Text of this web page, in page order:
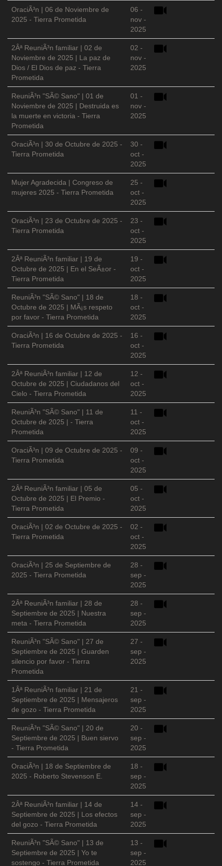
OraciÃ³n | 06 de Noviembre de
2025 - Tierra Prometida
06 -
nov -
2025
2Âª ReuniÃ³n familiar | 02 de
Noviembre de 2025 | La paz de
Dios / El Dios de paz - Tierra
Prometida
02 -
nov -
2025
ReuniÃ³n "SÃ© Sano" | 01 de
Noviembre de 2025 | Destruida es
la muerte en victoria - Tierra
Prometida
01 -
nov -
2025
OraciÃ³n | 30 de Octubre de 2025 -
Tierra Prometida
30 -
oct -
2025
Mujer Agradecida | Congreso de
mujeres 2025 - Tierra Prometida
25 -
oct -
2025
OraciÃ³n | 23 de Octubre de 2025 -
Tierra Prometida
23 -
oct -
2025
2Âª ReuniÃ³n familiar | 19 de
Octubre de 2025 | En el SeÃ±or -
Tierra Prometida
19 -
oct -
2025
ReuniÃ³n "SÃ© Sano" | 18 de
Octubre de 2025 | MÃ¡s respeto
por favor - Tierra Prometida
18 -
oct -
2025
OraciÃ³n | 16 de Octubre de 2025 -
Tierra Prometida
16 -
oct -
2025
2Âª ReuniÃ³n familiar | 12 de
Octubre de 2025 | Ciudadanos del
Cielo - Tierra Prometida
12 -
oct -
2025
ReuniÃ³n "SÃ© Sano" | 11 de
Octubre de 2025 | - Tierra
Prometida
11 -
oct -
2025
OraciÃ³n | 09 de Octubre de 2025 -
Tierra Prometida
09 -
oct -
2025
2Âª ReuniÃ³n familiar | 05 de
Octubre de 2025 | El Premio -
Tierra Prometida
05 -
oct -
2025
OraciÃ³n | 02 de Octubre de 2025 -
Tierra Prometida
02 -
oct -
2025
OraciÃ³n | 25 de Septiembre de
2025 - Tierra Prometida
28 -
sep -
2025
2Âª ReuniÃ³n familiar | 28 de
Septiembre de 2025 | Nuestra
meta - Tierra Prometida
28 -
sep -
2025
ReuniÃ³n "SÃ© Sano" | 27 de
Septiembre de 2025 | Guarden
silencio por favor - Tierra
Prometida
27 -
sep -
2025
1Âª ReuniÃ³n familiar | 21 de
Septiembre de 2025 | Mensajeros
de gozo - Tierra Prometida
21 -
sep -
2025
ReuniÃ³n "SÃ© Sano" | 20 de
Septiembre de 2025 | Buen siervo
- Tierra Prometida
20 -
sep -
2025
OraciÃ³n | 18 de Septiembre de
2025 - Roberto Stevenson E.
18 -
sep -
2025
2Âª ReuniÃ³n familiar | 14 de
Septiembre de 2025 | Los efectos
del gozo - Tierra Prometida
14 -
sep -
2025
ReuniÃ³n "SÃ© Sano" | 13 de
Septiembre de 2025 | Yo te
sostengo - Tierra Prometida
13 -
sep -
2025